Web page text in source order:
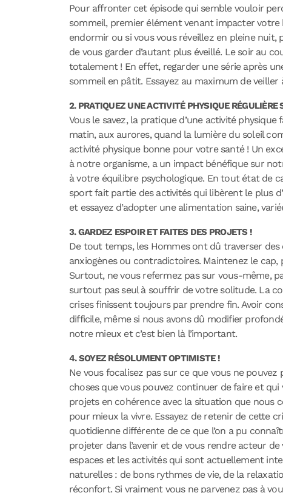
Pour affronter cet épisode qui semble vouloir
sommeil, premier élément venant impacter votre
endormir ou si vous vous réveillez en pleine nuit,
de vous garder d’autant plus éveillé. Le soir au
totalement ! En effet, regarder une série après
sommeil en pâtit. Essayez au maximum de
2. PRATIQUEZ UNE ACTIVITÉ PHYSIQUE RÉGULIÈRE
Vous le savez, la pratique d’une activité
matin, aux aurores, quand la lumière du soleil
activité physique bonne pour votre santé ! Un
à notre organisme, a un impact bénéfique sur
à votre équilibre psychologique. En tout état de
sport fait partie des activités qui libèrent le plus
et essayez d’adopter une alimentation saine,
3. GARDEZ ESPOIR ET FAITES DES PROJETS !
De tout temps, les Hommes ont dû traverser des
anxiogènes ou contradictoires. Maintenez le
Surtout, ne vous refermez pas sur vous-même,
surtout pas seul à souffrir de votre solitude. La
crises finissent toujours par prendre fin. Avoir
difficile, même si nous avons dû modifier
notre mieux et c’est bien là l’important.
4. SOYEZ RÉSOLUMENT OPTIMISTE !
Ne vous focalisez pas sur ce que vous ne
choses que vous pouvez continuer de faire et
projets en cohérence avec la situation que nous
pour mieux la vivre. Essayez de retenir de cette
quotidienne différente de ce que l’on a pu
projeter dans l’avenir et de vous rendre acteur
espaces et les activités qui sont actuellement
naturelles : de bons rythmes de vie, de la
réconfort. Si vraiment vous ne parvenez pas à